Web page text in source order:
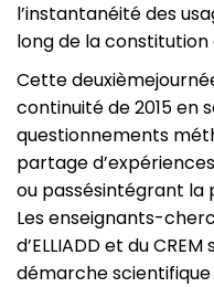
l’instantanéité des
long de la constitution
Cette
continuité de 2015 en
questionnements
partage
ou passésintégrant la
Les enseignants-
d’ELLIADD et du
démarche